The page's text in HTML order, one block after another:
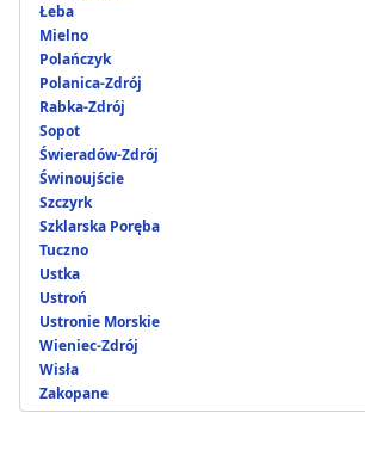
Łeba
Mielno
Polańczyk
Polanica-Zdrój
Rabka-Zdrój
Sopot
Świeradów-Zdrój
Świnoujście
Szczyrk
Szklarska Poręba
Tuczno
Ustka
Ustroń
Ustronie Morskie
Wieniec-Zdrój
Wisła
Zakopane